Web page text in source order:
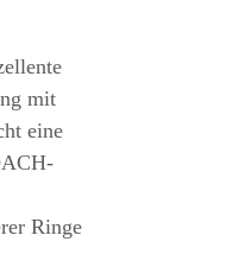
mit
eine
Ringe